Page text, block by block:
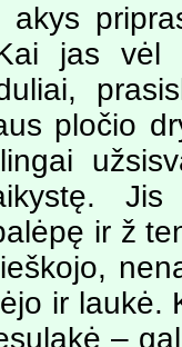
akys
jas
pločio
ir ž
ir laukė.
–